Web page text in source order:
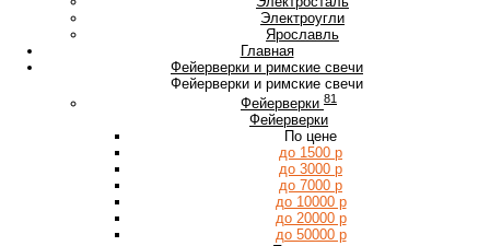
Электроугли
Ярославль
Главная
Фейерверки и римские свечи
Фейерверки и римские свечи
Фейерверки 81
Фейерверки
По цене
до 1500 р
до 3000 р
до 7000 р
до 10000 р
до 20000 р
до 50000 р